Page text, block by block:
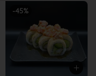
-45%